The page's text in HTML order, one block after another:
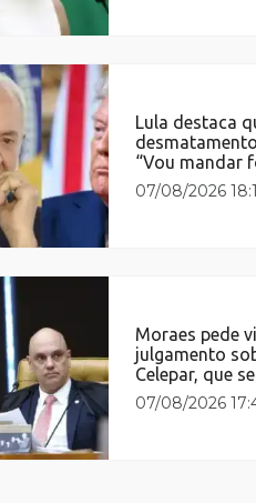
Lula destaca
“Vou mandar
07/08/2026
Moraes pede
julgamento
Celepar, que
07/08/2026